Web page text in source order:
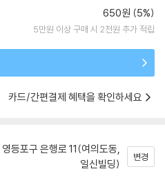
650원 (5%)
5만원 이상 구매 시 2천원 추가 적립
카드/간편결제 혜택을 확인하세요
등포구 은행로 11(여의도동,
일신빌딩)
변경